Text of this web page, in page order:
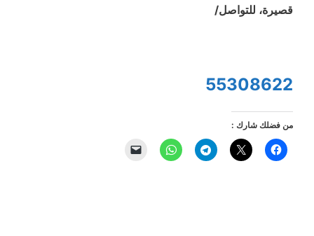
قصيرة، للتواصل/
55308622
من فضلك شارك :